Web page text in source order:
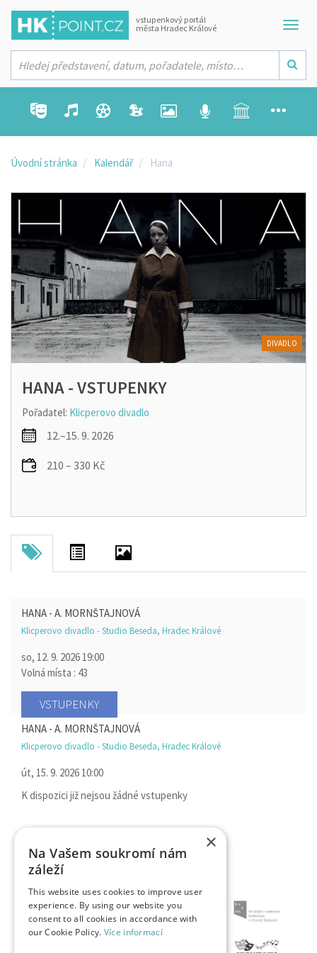
vstupenkový portál
města Hradec Králové
Úvodní stránka Kalendář Hana
HANA - VSTUPENKY
Pořadatel: Klicperovo divadlo
12.–15. 9. 2026
210 – 330 Kč
DIVADLO
HANA - A. MORNŠTAJNOVÁ
Klicperovo divadlo - Studio Beseda, Hradec Králové
so, 12. 9. 2026 19:00
Volná místa : 43
VSTUPENKY
HANA - A. MORNŠTAJNOVÁ
Klicperovo divadlo - Studio Beseda, Hradec Králové
út, 15. 9. 2026 10:00
K dispozici již nejsou žádné vstupenky
×
Na Vašem soukromí nám
záleží
This website uses cookies to improve user
experience. By using our website you
consent to all cookies in accordance with
our Cookie Policy. Více informací